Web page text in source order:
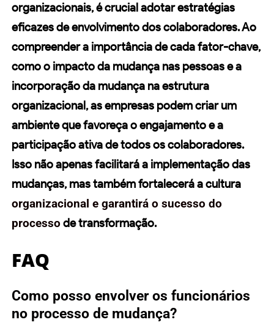
organizacionais, é crucial adotarestratégias
eficazes de envolvimento dos colaboradores. Ao
compreender a importância de cada fator-chave,
como o impacto da mudança nas pessoas e a
incorporação da mudança na estrutura
organizacional, as empresas podem criar um
ambiente que favoreça o engajamento e a
participação ativa de todos os colaboradores.
Isso não apenas facilitará a implementação das
mudanças, mas também fortalecerá a cultura
organizacional e garantirá o sucesso do
processo de transformação.
FAQ
Como posso envolver os funcionários
no processo de mudança?